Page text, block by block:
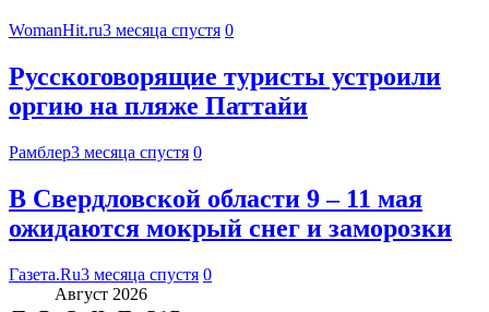
WomanHit.ru3 месяца спустя 0
Русскоговорящие туристы устроили
оргию на пляже Паттайи
Рамблер3 месяца спустя 0
В Свердловской области 9 – 11 мая
ожидаются мокрый снег и заморозки
Газета.Ru3 месяца спустя 0
Август 2026